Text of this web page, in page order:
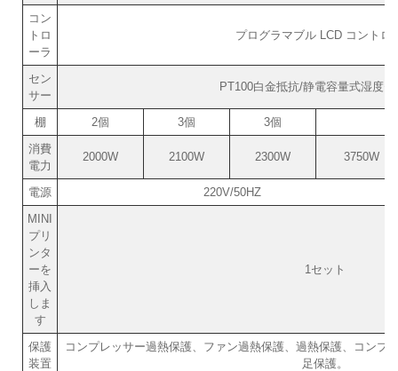
コン
トロ
ーラ
プログラマブル LCD コントロ
セン
サー
PT100白金抵抗/静電容量式湿度
棚 2個 3個
3個
消費
電力
2000W 2100W 2300W 3750W
電源
220V/50HZ
MINI
プリ
ンタ
ーを
挿入
しま
す
1セット
保護
装置
コンプレッサー過熱保護、ファン過熱保護、過熱保護、コンプ
足保護。